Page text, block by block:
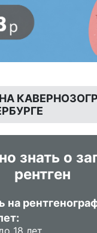
знать о
рентген
на